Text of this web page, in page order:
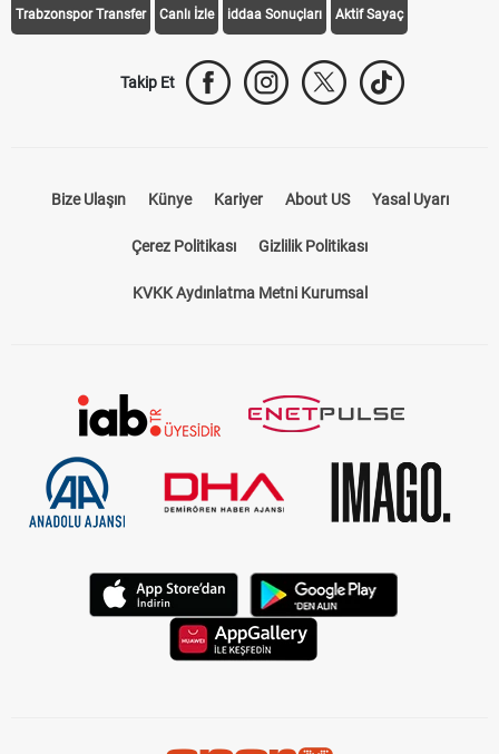
Trabzonspor Transfer Canlı İzle iddaa Sonuçları Aktif Sayaç
Takip Et
Bize Ulaşın Künye Kariyer About US Yasal Uyarı
Çerez Politikası Gizlilik Politikası
KVKK Aydınlatma Metni Kurumsal